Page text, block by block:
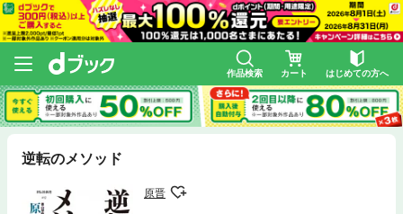
作品検索 カート はじめての方へ
逆転のメソッド
原晋